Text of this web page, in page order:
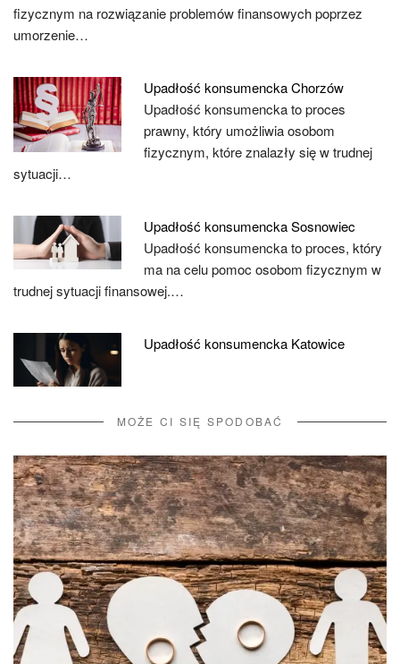
fizycznym na rozwiązanie problemów finansowych poprzez
umorzenie…
Upadłość konsumencka Chorzów
Upadłość konsumencka to proces
prawny, który umożliwia osobom
fizycznym, które znalazły się w trudnej
sytuacji…
Upadłość konsumencka Sosnowiec
Upadłość konsumencka to proces, który
ma na celu pomoc osobom fizycznym w
trudnej sytuacji finansowej.…
Upadłość konsumencka Katowice
MOŻE CI SIĘ SPODOBAĆ